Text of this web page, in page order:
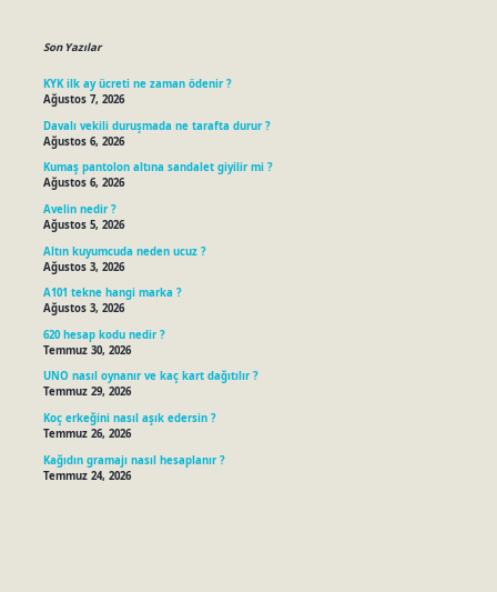
Son Yazılar
KYK ilk ay ücreti ne zaman ödenir ?
Ağustos 7, 2026
Davalı vekili duruşmada ne tarafta durur ?
Ağustos 6, 2026
Kumaş pantolon altına sandalet giyilir mi ?
Ağustos 6, 2026
Avelin nedir ?
Ağustos 5, 2026
Altın kuyumcuda neden ucuz ?
Ağustos 3, 2026
A101 tekne hangi marka ?
Ağustos 3, 2026
620 hesap kodu nedir ?
Temmuz 30, 2026
UNO nasıl oynanır ve kaç kart dağıtılır ?
Temmuz 29, 2026
Koç erkeğini nasıl aşık edersin ?
Temmuz 26, 2026
Kağıdın gramajı nasıl hesaplanır ?
Temmuz 24, 2026